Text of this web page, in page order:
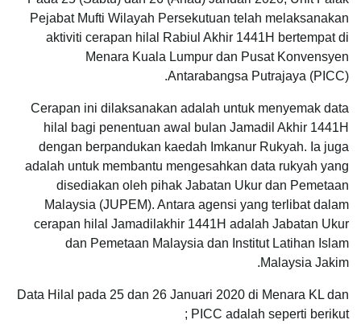
Pejabat Mufti Wilayah Persekutuan telah melaksanakan
aktiviti cerapan hilal Rabiul Akhir 1441H bertempat di
Menara Kuala Lumpur dan Pusat Konvensyen
Antarabangsa Putrajaya (PICC).
Cerapan ini dilaksanakan adalah untuk menyemak data
hilal bagi penentuan awal bulan Jamadil Akhir 1441H
dengan berpandukan kaedah Imkanur Rukyah. Ia juga
adalah untuk membantu mengesahkan data rukyah yang
disediakan oleh pihak Jabatan Ukur dan Pemetaan
Malaysia (JUPEM). Antara agensi yang terlibat dalam
cerapan hilal Jamadilakhir 1441H adalah Jabatan Ukur
dan Pemetaan Malaysia dan Institut Latihan Islam
Malaysia Jakim.
Data Hilal pada 25 dan 26 Januari 2020 di Menara KL dan
PICC adalah seperti berikut ;